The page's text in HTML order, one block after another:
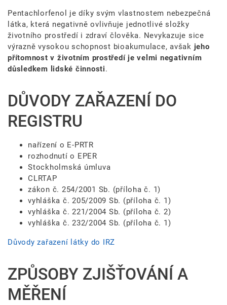
Pentachlorfenol je díky svým vlastnostem nebezpečná
látka, která negativně ovlivňuje jednotlivé složky
životního prostředí i zdraví člověka. Nevykazuje sice
výrazně vysokou schopnost bioakumulace, avšak jeho
přítomnost v životním prostředí je velmi negativním
důsledkem lidské činnosti.
DŮVODY ZAŘAZENÍ DO
REGISTRU
nařízení o E-PRTR
rozhodnutí o EPER
Stockholmská úmluva
CLRTAP
zákon č. 254/2001 Sb. (příloha č. 1)
vyhláška č. 205/2009 Sb. (příloha č. 1)
vyhláška č. 221/2004 Sb. (příloha č. 2)
vyhláška č. 232/2004 Sb. (příloha č. 1)
Důvody zařazení látky do IRZ
ZPŮSOBY ZJIŠŤOVÁNÍ A
MĚŘENÍ